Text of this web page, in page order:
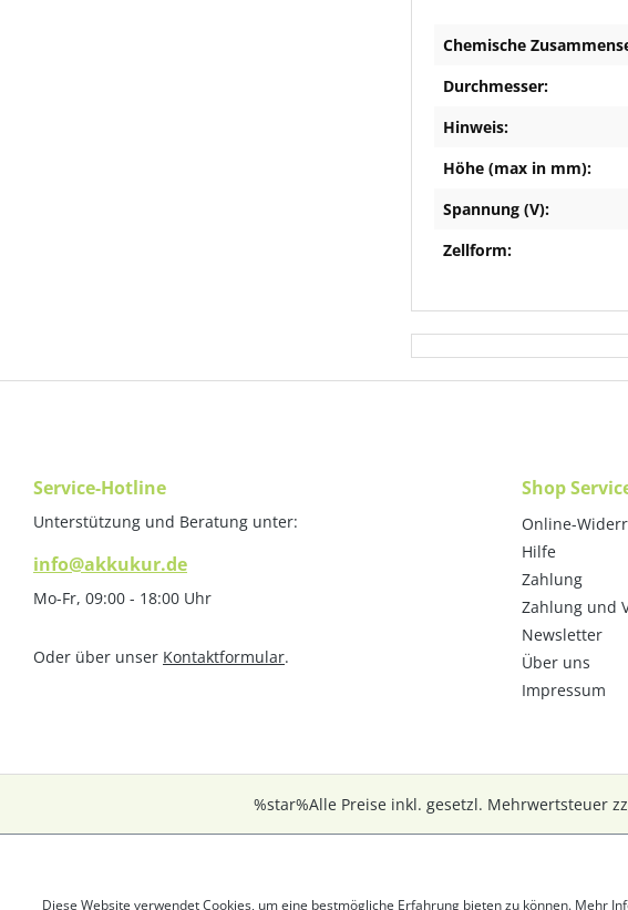
Chemische
Durchmesser:
Hinweis:
Höhe (max in mm):
Spannung (V):
Zellform:
Service-Hotline
Unterstützung und Beratung unter:
info@akkukur.de
Mo-Fr, 09:00 - 18:00 Uhr
Oder über unser Kontaktformular.
Shop
Online-
Hilfe
Zahlung
Zahlung und
Newsletter
Über uns
Impressum
%star%Alle Preise inkl. gesetzl. Mehrwertsteuer
Diese Website verwendet Cookies, um eine bestmögliche Erfahrung bieten zu können. Mehr